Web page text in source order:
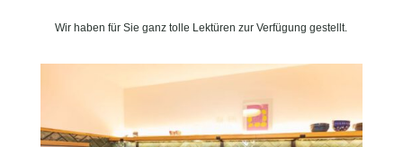
Wir haben für Sie ganz tolle Lektüren zur Verfügung gestellt.